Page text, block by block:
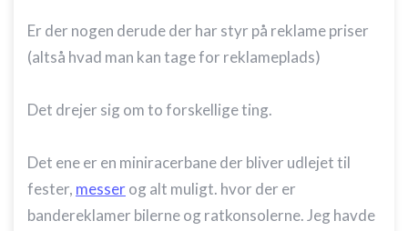
Er der nogen derude der har styr på reklame priser
(altså hvad man kan tage for reklameplads)
Det drejer sig om to forskellige ting.
Det ene er en miniracerbane der bliver udlejet til
fester, messerog alt muligt. hvor der er
bandereklamer bilerne og ratkonsolerne. Jeg havde